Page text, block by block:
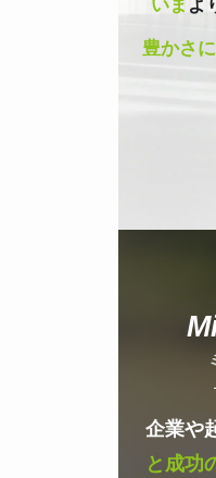
いま よ
豊かさ
企業や
と成功